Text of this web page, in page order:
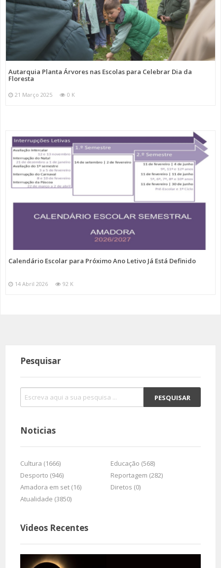
Autarquia Planta Árvores nas Escolas para Celebrar Dia da
Floresta
21 Março 2025 0 K
Calendário Escolar para Próximo Ano Letivo Já Está Definido
14 Abril 2026 92 K
Pesquisar
Noticias
Cultura (1666)
Educação (568)
Desporto (946)
Reportagem (282)
Amadora em set (16)
Diretos (0)
Atualidade (3850)
Videos Recentes